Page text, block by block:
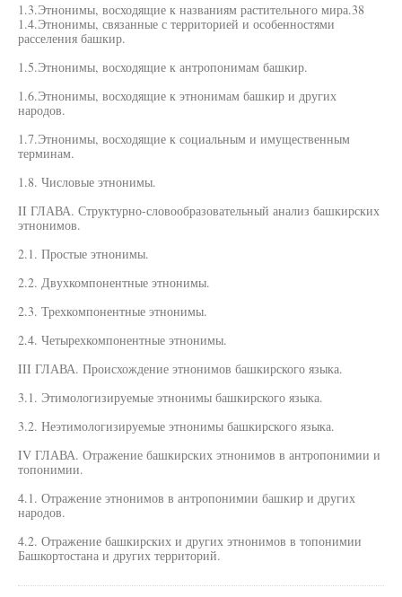
1.3.Этнонимы, восходящие к названиям растительного мира.38
1.4.Этнонимы, связанные с территорией и особенностями
расселения башкир.
1.5.Этнонимы, восходящие к антропонимам башкир.
1.6.Этнонимы, восходящие к этнонимам башкир и других
народов.
1.7.Этнонимы, восходящие к социальным и имущественным
терминам.
1.8. Числовые этнонимы.
II ГЛАВА. Структурно-словообразовательный анализ башкирских
этнонимов.
2.1. Простые этнонимы.
2.2. Двухкомпонентные этнонимы.
2.3. Трехкомпонентные этнонимы.
2.4. Четырехкомпонентные этнонимы.
III ГЛАВА. Происхождение этнонимов башкирского языка.
3.1. Этимологизируемые этнонимы башкирского языка.
3.2. Неэтимологизируемые этнонимы башкирского языка.
IV ГЛАВА. Отражение башкирских этнонимов в антропонимии и
топонимии.
4.1. Отражение этнонимов в антропонимии башкир и других
народов.
4.2. Отражение башкирских и других этнонимов в топонимии
Башкортостана и других территорий.